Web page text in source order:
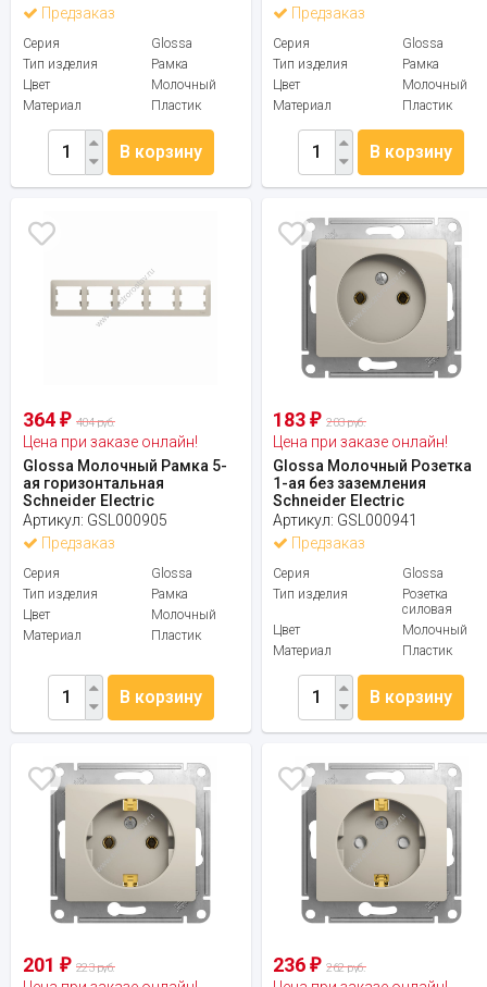
Предзаказ
Серия
Glossa
Тип изделия
Рамка
Цвет
Молочный
Материал
Пластик
В корзину
Предзаказ
Серия
Glossa
Тип изделия
Рамка
Цвет
Молочный
Материал
Пластик
В корзину
364 ₽ 404 руб.
Цена при заказе онлайн!
Glossa Молочный Рамка 5-
ая горизонтальная
Schneider Electric
Артикул: GSL000905
Предзаказ
Серия
Glossa
Тип изделия
Рамка
Цвет
Молочный
Материал
Пластик
В корзину
183₽ 203 руб.
Цена при заказе онлайн!
Glossa Молочный Розетка
1-ая без заземления
Schneider Electric
Артикул: GSL000941
Предзаказ
Серия
Glossa
Тип изделия
Розетка
силовая
Цвет
Молочный
Материал
Пластик
В корзину
201 ₽ 223 руб. 236₽ 262 руб.